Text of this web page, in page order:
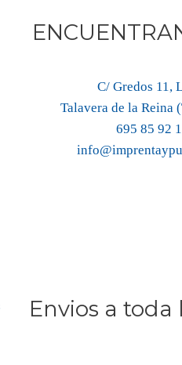
C/ Gredos 11,
Talavera de la Reina
695 85 92
Envios a